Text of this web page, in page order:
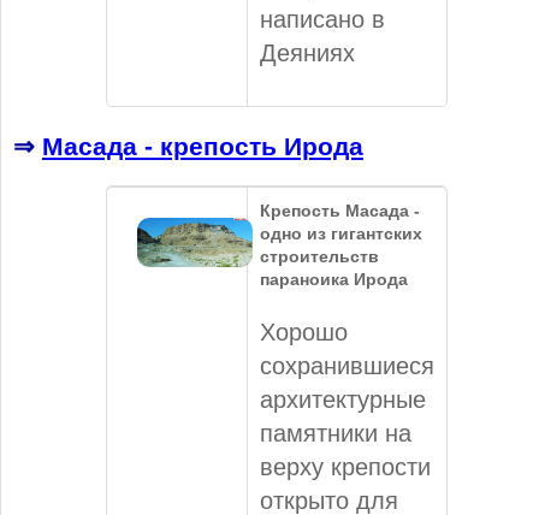
написано в
Деяниях
⇒ Масада - крепость Ирода
Крепость Масада -
одно из гигантских
строительств
параноика Ирода
Хорошо
сохранившиеся
архитектурные
памятники на
верху крепости
открыто для